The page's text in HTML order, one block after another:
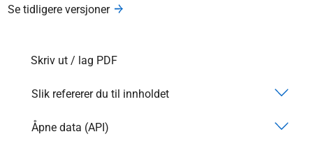
Se tidligere versjoner
Skriv ut / lag PDF
Slik refererer du til innholdet
Åpne data (API)